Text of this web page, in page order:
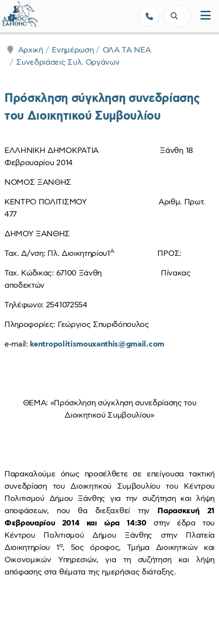
Αρχική Ενημέρωση
ΟΛΑ ΤΑ ΝΕΑ
Συνεδριάσεις Συλ. Οργάνων
Πρόσκληση σύγκληση συνεδρίασης
του Διοικητικού Συμβουλίου
ΕΛΛΗΝΙΚΗ ΔΗΜΟΚΡΑΤΙΑ Ξάνθη 18
Φεβρουαρίου 2014
ΝΟΜΟΣ ΞΑΝΘΗΣ
ΚΕΝΤΡΟ ΠΟΛΙΤΙΣΜΟΥ Αριθμ. Πρωτ.
477
ΔΗΜΟΥ ΞΑΝΘΗΣ
Ταχ. Δ/νση: Πλ. Διοικητηρίου1 Α ΠΡΟΣ:
Ταχ. Κώδικας: 67100 Ξάνθη Πίνακας
αποδεκτών
Τηλέφωνο: 2541072554
Πληροφορίες: Γεώργιος Σπυριδόπουλος
e-mail: kentropolitismouxanthis@gmail.com
ΘΕΜΑ: «Πρόσκληση σύγκληση συνεδρίασης του
Διοικητικού Συμβουλίου»
Παρακαλούμε όπως προσέλθετε σε επείγουσα τακτική
συνεδρίαση του Διοικητικού Συμβουλίου του Κέντρου
Πολιτισμού Δήμου Ξάνθης για την συζήτηση και λήψη
αποφάσεων, που θα διεξαχθεί την
Παρασκευή 21
Φεβρουαρίου 2014 και ώρα 14:30 στην έδρα του
Κέντρου Πολιτισμού Δήμου Ξάνθης στην Πλατεία
Διοικητηρίου 1α, 5ος όροφος, Τμήμα Διοικητικών και
Οικονομικών Υπηρεσιών, για τη συζήτηση και λήψη
απόφασης στα θέματα της ημερήσιας διάταξης.